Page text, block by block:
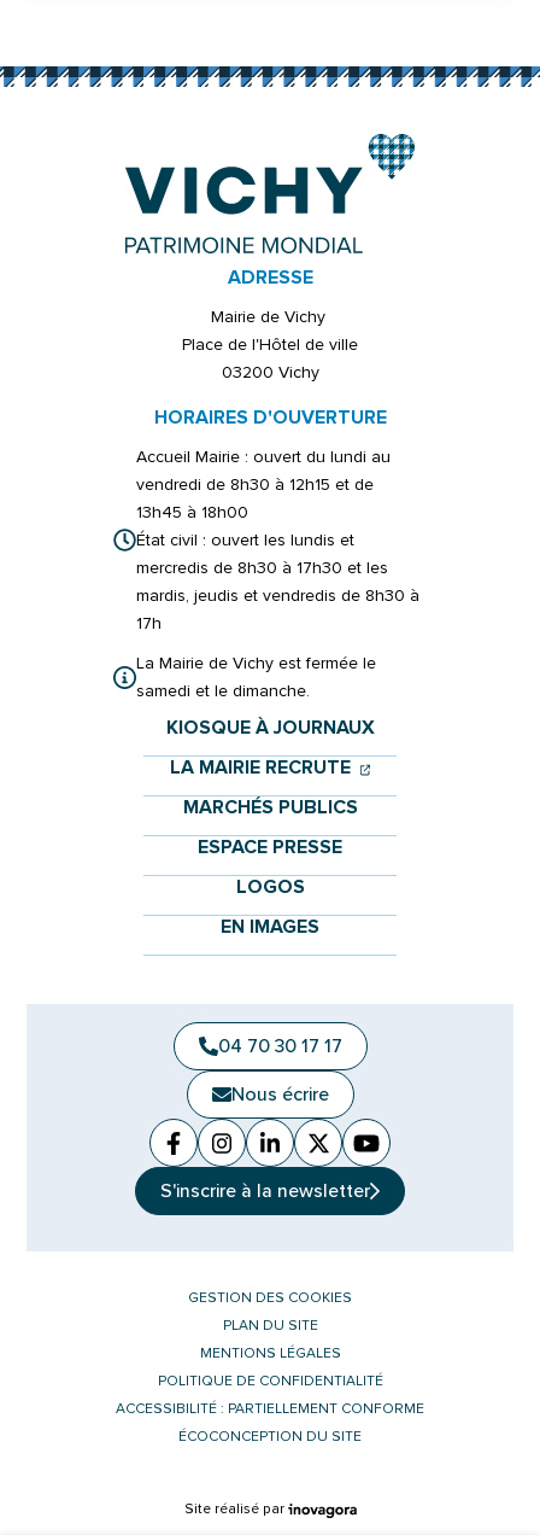
ADRESSE
Mairie de Vichy
Place de l'Hôtel de ville
03200 Vichy
HORAIRES D'OUVERTURE
Accueil Mairie : ouvert du lundi au
vendredi de 8h30 à 12h15 et de
13h45 à 18h00
État civil : ouvert les lundis et
mercredis de 8h30 à 17h30 et les
mardis, jeudis et vendredis de 8h30 à
17h
La Mairie de Vichy est fermée le
samedi et le dimanche.
KIOSQUE À JOURNAUX
LA MAIRIE RECRUTE (OUVERTURE
(OUVERTURE
MARCHÉS PUBLICS
ESPACE PRESSE
LOGOS
EN IMAGES
04 70 30 17 17
Nous écrire
Facebook
(ouverture dans un nouvel onglet)
Instagram
(ouverture dans un nouvel
Linkedin
(ouverture dans un nouvel
X (Twitter)
(ouverture dans un
YouTube
(ouverture dans
S'inscrire à la newsletter
GESTION DES COOKIES
PLAN DU SITE
MENTIONS LÉGALES
POLITIQUE DE CONFIDENTIALITÉ
ACCESSIBILITÉ : PARTIELLEMENT CONFORME
ÉCOCONCEPTION DU SITE
Site réalisé par Inovagora (ouverture dans un nouvel